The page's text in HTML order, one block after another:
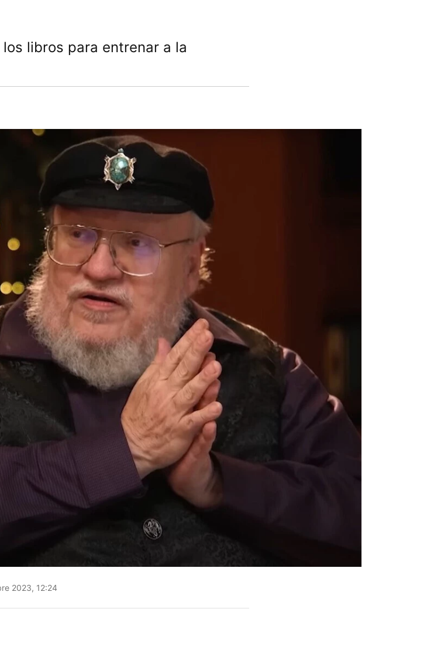
libros para entrenar a la
2023, 12:24